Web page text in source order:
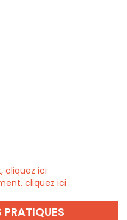
cliquez ici
cliquez ici